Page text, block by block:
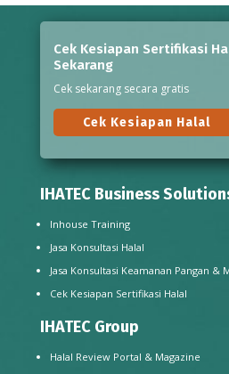
Cek Kesiapan Sertifikasi
Sekarang
Cek sekarang secara gratis
Cek Kesiapan Halal
IHATEC Business
Inhouse Training
Jasa Konsultasi Halal
Jasa Konsultasi Keamanan Pangan &
Cek Kesiapan Sertifikasi Halal
IHATEC Group
Halal Review Portal & Magazine